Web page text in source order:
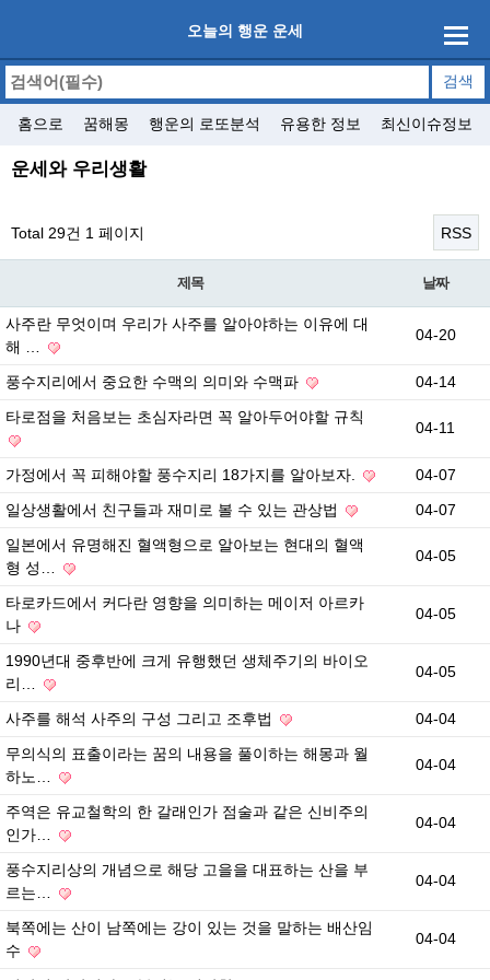
오늘의 행운 운세
홈으로 꿈해몽 행운의 로또분석 유용한 정보 최신이슈정보
운세와 우리생활
Total 29건 1 페이지 RSS
제목 날짜
사주란 무엇이며 우리가 사주를 알아야하는 이유에 대
해 …
04-20
풍수지리에서 중요한 수맥의 의미와 수맥파
04-14
타로점을 처음보는 초심자라면 꼭 알아두어야할 규칙
04-11
가정에서 꼭 피해야할 풍수지리 18가지를 알아보자.
04-07
일상생활에서 친구들과 재미로 볼 수 있는 관상법
04-07
일본에서 유명해진 혈액형으로 알아보는 현대의 혈액
형 성…
04-05
타로카드에서 커다란 영향을 의미하는 메이저 아르카
나
04-05
1990년대 중후반에 크게 유행했던 생체주기의 바이오
리…
04-05
사주를 해석 사주의 구성 그리고 조후법
04-04
무의식의 표출이라는 꿈의 내용을 풀이하는 해몽과 월
하노…
04-04
주역은 유교철학의 한 갈래인가 점술과 같은 신비주의
인가…
04-04
풍수지리상의 개념으로 해당 고을을 대표하는 산을 부
르는…
04-04
북쪽에는 산이 남쪽에는 강이 있는 것을 말하는 배산임
수
04-04